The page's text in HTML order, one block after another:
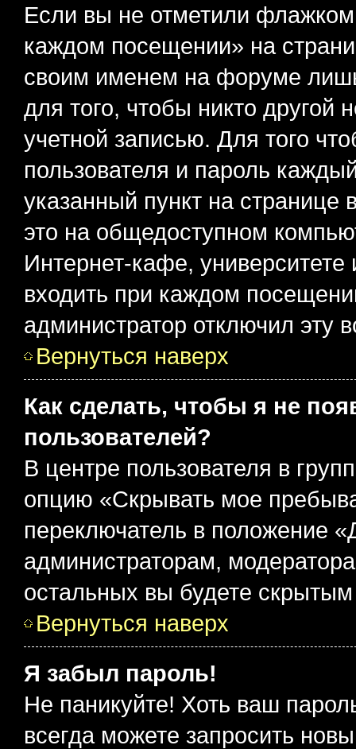
Если вы не отметили флажком
каждом посещении» на
своим именем на форуме
для того, чтобы никто другой
учетной записью. Для того
пользователя и пароль
указанный пункт на
это на общедоступном
Интернет-кафе, университете
входить при каждом
администратор отключил эту
Вернуться наверх
Как сделать, чтобы я не
пользователей?
В центре пользователя в
опцию «Скрывать мое
переключатель в положение
администраторам,
остальных вы будете
Вернуться наверх
Я забыл пароль!
Не паникуйте! Хоть ваш
всегда можете запросить